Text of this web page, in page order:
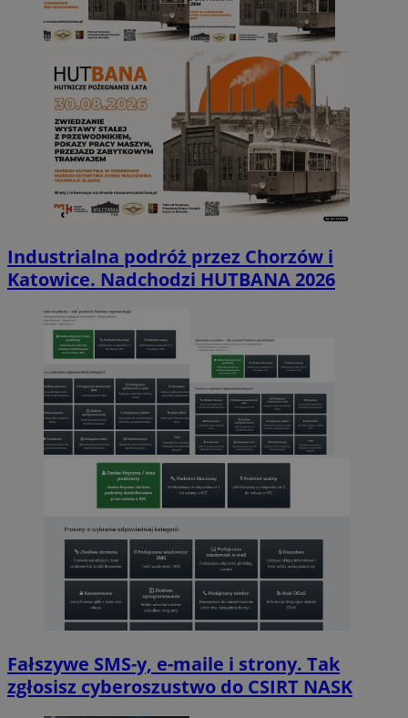
Industrialna podróż przez Chorzów i
Katowice. Nadchodzi HUTBANA 2026
Fałszywe SMS-y, e-maile i strony. Tak
zgłosisz cyberoszustwo do CSIRT NASK